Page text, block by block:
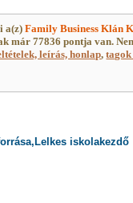
a(z)Family Business Klán
már 77836 pontja van.
leírás, honlap,
iskolakezdő